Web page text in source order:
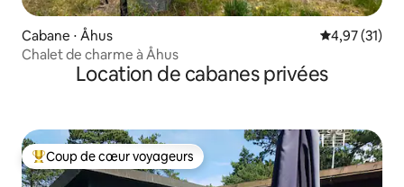
Cabane ⋅ Åhus Évaluation
4,97 (31)
Chalet de charme à Åhus
Location de cabanes privées
Coups de cœur voyageurs les plus appréciés
Coup de cœur voyageurs